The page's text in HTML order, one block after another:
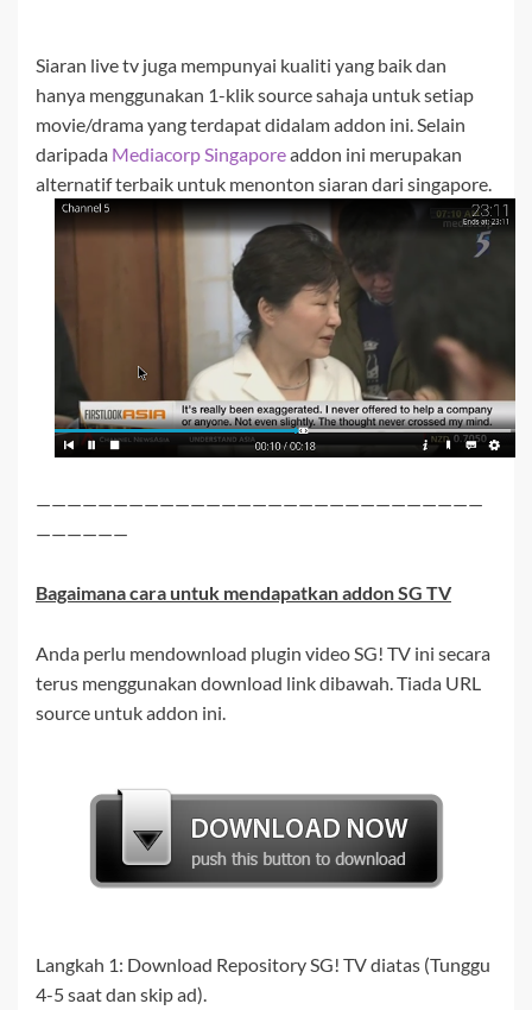
Siaran live tv juga mempunyai kualiti yang baik dan
hanya menggunakan 1-klik source sahaja untuk setiap
movie/drama yang terdapat didalam addon ini. Selain
daripada Mediacorp Singaporeaddon ini merupakan
alternatif terbaik untuk menonton siaran dari singapore.
—————————————————————————————
——————
Bagaimana cara untuk mendapatkan addonSG TV
Anda perlu mendownload plugin video SG! TV ini secara
terus menggunakan download link dibawah. Tiada URL
source untuk addon ini.
Langkah 1: Download Repository SG! TVdiatas (Tunggu
4-5 saat dan skip ad).